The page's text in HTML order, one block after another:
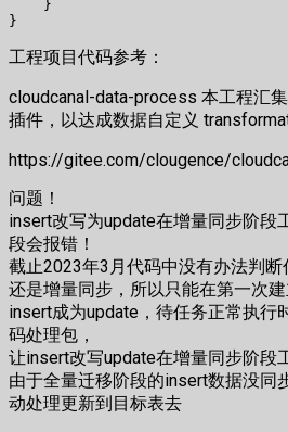
    }
工程项目代码参考：
cloudcanal-data-process 本工程汇
插件，以达成数据自定义
https://gitee.com/clougence/
问题！
insert改写为update在增量同步阶段
段会报错！
截止2023年3月代码中没有办法判
还是增量同步，所以只能在第一次
insert成为update，待任务正常执行
码处理包，
让insert改写update在增量同步阶段
由于全量迁移阶段的insert数据没同
动处理更新到目标表去